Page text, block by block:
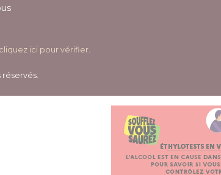
cliquez ici pour vérifier.
réservés.